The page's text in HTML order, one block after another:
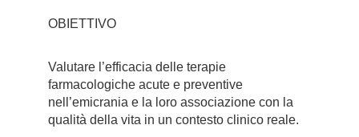
OBIETTIVO
Valutare l’efficacia delle terapie
farmacologiche acute e preventive
nell’emicrania e la loro associazione con la
qualità della vita in un contesto clinico reale.